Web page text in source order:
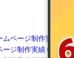
ページ制作実績
愛知
ージ制作実績 岐阜県